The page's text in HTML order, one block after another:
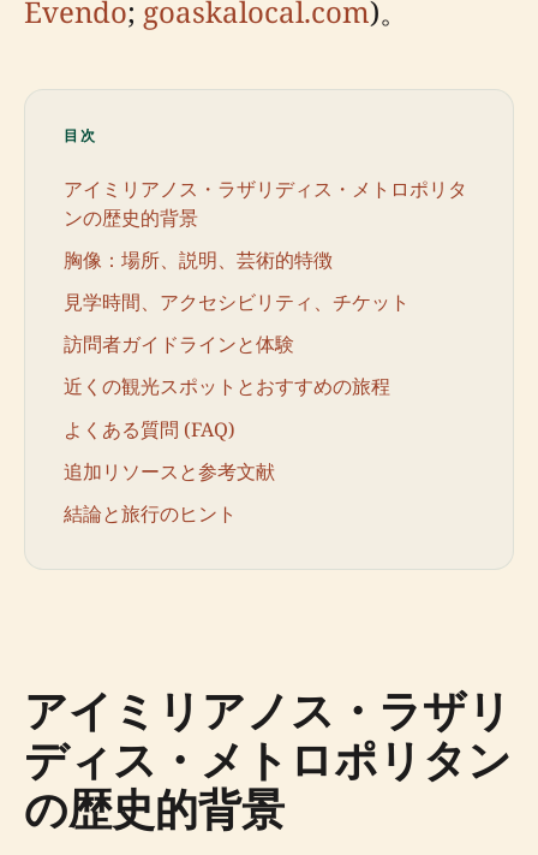
Evendo; goaskalocal.com)。
目次
アイミリアノス・ラザリディス・メトロポリタ
ンの歴史的背景
胸像：場所、説明、芸術的特徴
見学時間、アクセシビリティ、チケット
訪問者ガイドラインと体験
近くの観光スポットとおすすめの旅程
よくある質問 (FAQ)
追加リソースと参考文献
結論と旅行のヒント
アイミリアノス・ラザリ
ディス・メトロポリタン
の歴史的背景